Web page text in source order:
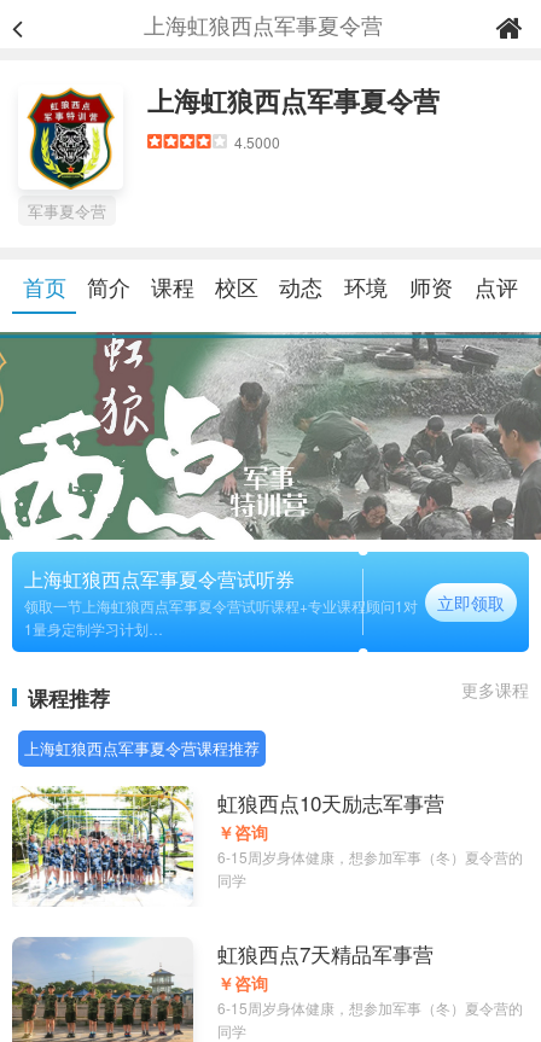
上海虹狼西点军事夏令营
上海虹狼西点军事夏令营
4.5000
军事夏令营
首页 简介 课程 校区 动态 环境 师资 点评
上海虹狼西点军事夏令营试听券
领取一节上海虹狼西点军事夏令营试听课程+专业课程顾问1对
1量身定制学习计划
长期
立即领取
课程推荐 更多课程
上海虹狼西点军事夏令营课程推荐
虹狼西点10天励志军事营
￥咨询
6-15周岁身体健康，想参加军事（冬）夏令营的
同学
虹狼西点7天精品军事营
￥咨询
6-15周岁身体健康，想参加军事（冬）夏令营的
同学